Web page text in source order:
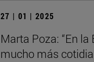
27 | 01 | 2025
Marta Poza: “En
mucho más